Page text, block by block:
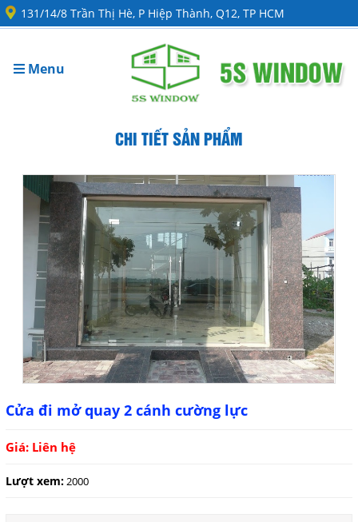
131/14/8 Trần Thị Hè, P Hiệp Thành, Q12, TP HCM
Menu
CHI TIẾT SẢN PHẨM
Cửa đi mở quay 2 cánh cường lực
Giá: Liên hệ
Lượt xem:2000